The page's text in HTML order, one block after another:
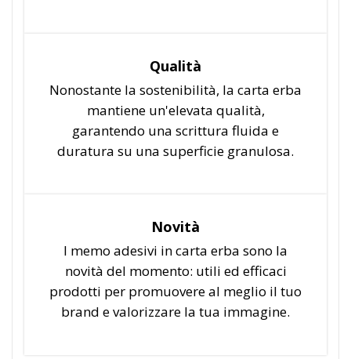
Qualità
Nonostante la sostenibilità, la carta erba
mantiene un'elevata qualità,
garantendo una scrittura fluida e
duratura su una superficie granulosa.
Novità
I memo adesivi in carta erba sono la
novità del momento: utili ed efficaci
prodotti per promuovere al meglio il tuo
brand e valorizzare la tua immagine.